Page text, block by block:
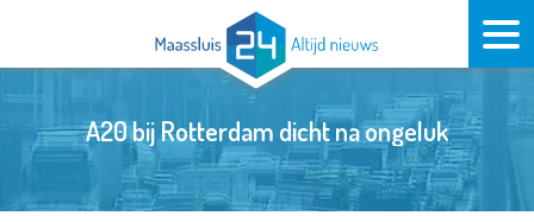
A20 bij Rotterdam dicht na ongeluk